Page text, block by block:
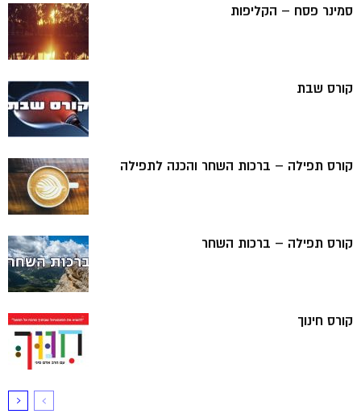
סמינר פסח – הקליפות
קורס שבת
קורס תפילה – ברכות השחר והכנה לתפילה
קורס תפילה – ברכות השחר
קורס חינוך